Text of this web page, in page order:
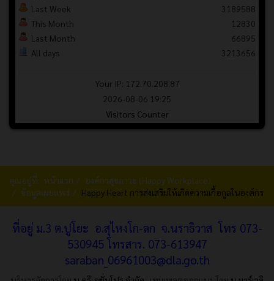
Last Week
This Month
Last Month
All days
3189588
12830
66895
3213656
Your IP: 172.70.208.87
2026-08-06 19:25
Visitors Counter
คุณอยู่ที่: หน้าแรก
องค์กรสุขภาวะ (Happy Workplace)
ข้อมูลเผยแพร่
Happy Heart การส่งเสริมให้เกิดความเกื้อกูลในองค์กร
ที่อยู่ ม.3 ต.ปูโยะ อ.สุไหงโก-ลก จ.นราธิวาส โทร 073-
530945 โทรสาร. 073-613947
saraban_06961003@dla.go.th